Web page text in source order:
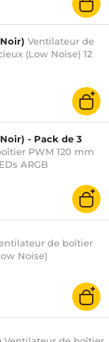
Ventilateur de
(Low Noise) 12
- Pack de 3
PWM 120 mm
ARGB
de boîtier
Noise)